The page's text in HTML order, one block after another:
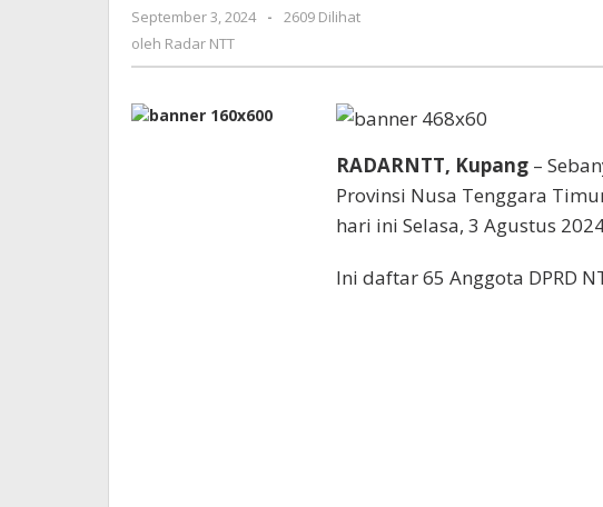
September 3, 2024
oleh
-
2609 Dilihat
oleh Radar NTT
RADARNTT, Kupang–
Provinsi Nusa Tenggara
hari ini Selasa, 3 Agustus
Ini daftar 65 Anggota DPRD